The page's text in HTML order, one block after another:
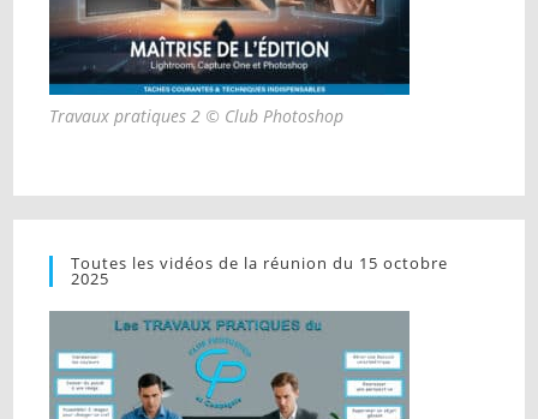
Travaux pratiques 2 © Club Photoshop
Toutes les vidéos de la réunion du 15 octobre
2025